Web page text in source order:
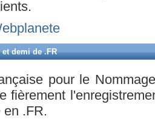
demi de .FR
pour le
fièrement
en .FR.